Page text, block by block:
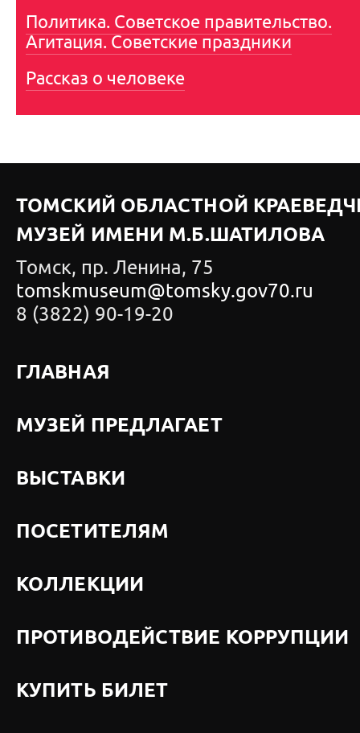
Политика. Советское правительство.
Агитация. Советские праздники
Рассказ о человеке
ТОМСКИЙ ОБЛАСТНОЙ
МУЗЕЙ ИМЕНИ М.Б.ШАТИЛОВА
Томск, пр. Ленина, 75
tomskmuseum@tomsky.gov70.ru
8 (3822) 90-19-20
ГЛАВНАЯ
МУЗЕЙ ПРЕДЛАГАЕТ
ВЫСТАВКИ
ПОСЕТИТЕЛЯМ
КОЛЛЕКЦИИ
ПРОТИВОДЕЙСТВИЕ КОРРУПЦИИ
КУПИТЬ БИЛЕТ